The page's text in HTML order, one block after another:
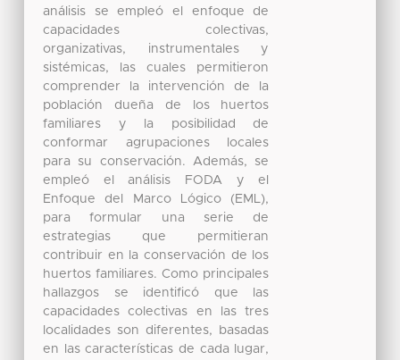
análisis se empleó el enfoque de
capacidades colectivas,
organizativas, instrumentales y
sistémicas, las cuales permitieron
comprender la intervención de la
población dueña de los huertos
familiares y la posibilidad de
conformar agrupaciones locales
para su conservación. Además, se
empleó el análisis FODA y el
Enfoque del Marco Lógico (EML),
para formular una serie de
estrategias que permitieran
contribuir en la conservación de los
huertos familiares. Como principales
hallazgos se identificó que las
capacidades colectivas en las tres
localidades son diferentes, basadas
en las características de cada lugar,